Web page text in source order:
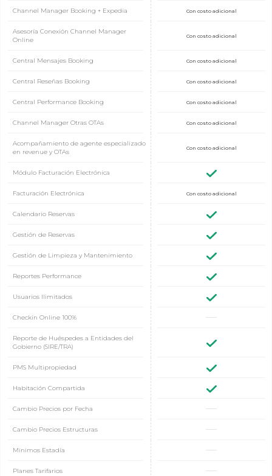
Channel Manager Booking + Expedia Con costo adicional
Asesoría Conexión Channel Manager
Online
Con costo adicional
Central Mensajes Booking Con costo adicional
Central Reseñas Booking Con costo adicional
Central Performance Booking Con costo adicional
Channel Manager Otras OTAs Con costo adicional
Acompañamiento de agente especializado
en revenue y OTAs
Con costo adicional
Módulo Facturación Electrónica
Facturación Electrónica Con costo adicional
Calendario Reservas
Gestión de Reservas
Gestión de Limpieza y Mantenimiento
Reportes Performance
Usuarios Ilimitados
Checkin Online 100%
Reporte de Huéspedes a Entidades del
Gobierno (SIRE/TRA)
PMS Multipropiedad
Habitación Compartida
Cambio Precios por Fecha
Cambio Precios Estructuras
Minimos Estadía
Planes Tarifarios